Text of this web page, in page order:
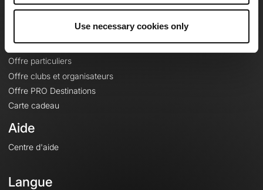
Use necessary cookies only
Offres
Fonds de cartes topographiques
Fonctionnalités
Offre particuliers
Offre clubs et organisateurs
Offre PRO Destinations
Carte cadeau
Aide
Centre d'aide
Langue